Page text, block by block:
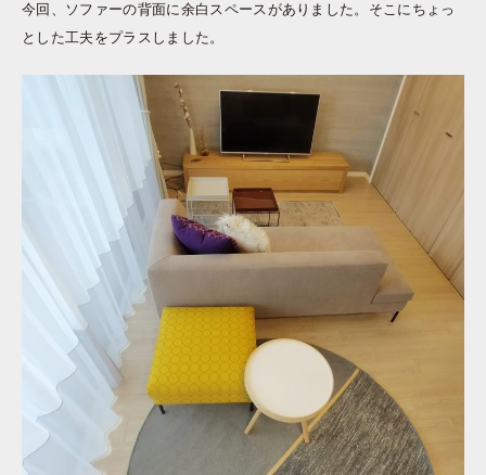
今回、ソファーの背面に余白スペースがありました。そこにちょっ
とした工夫をプラスしました。